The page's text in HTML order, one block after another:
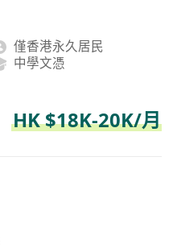
僅香港永久居民
中學文憑
HK $18K-20K/月